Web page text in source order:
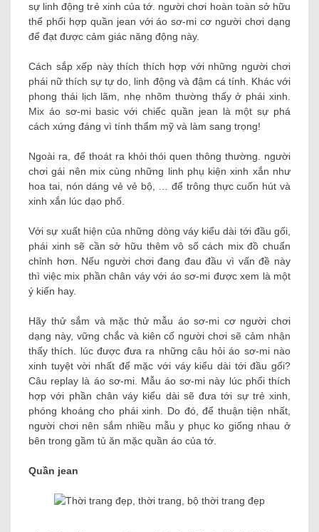
sự linh động trẻ xinh của tớ. người chơi hoàn toàn sở hữu
thể phối hợp quần jean với áo sơ-mi cơ người chơi dạng
để đạt được cảm giác năng động này.
Cách sắp xếp này thích thích hợp với những người chơi
phái nữ thích sự tự do, linh động và đậm cá tính. Khác với
phong thái lịch lãm, nhẹ nhõm thường thấy ở phái xinh.
Mix áo sơ-mi basic với chiếc quần jean là một sự phá
cách xứng đáng vì tính thẩm mỹ và làm sang trọng!
Ngoài ra, để thoát ra khỏi thói quen thông thường. người
chơi gái nên mix cùng những linh phụ kiện xinh xắn như
hoa tai, nón dáng vẻ vẻ bộ, … để trông thực cuốn hút và
xinh xắn lúc dạo phố.
Với sự xuất hiện của những dòng váy kiểu dài tới đầu gối,
phái xinh sẽ cần sở hữu thêm vô số cách mix đồ chuẩn
chỉnh hơn. Nếu người chơi đang đau đầu vì vấn đề này
thì việc mix phần chân váy với áo sơ-mi được xem là một
ý kiến ​​hay.
Hãy thử sắm và mặc thử mẫu áo sơ-mi cơ người chơi
dạng này, vững chắc và kiên cố người chơi sẽ cảm nhận
thấy thích. lúc được đưa ra những câu hỏi áo sơ-mi nào
xinh tuyệt vời nhất để mặc với váy kiểu dài tới đầu gối?
Câu replay là áo sơ-mi. Mẫu áo sơ-mi này lúc phối thích
hợp với phần chân váy kiểu dài sẽ đưa tới sự trẻ xinh,
phóng khoáng cho phái xinh. Do đó, để thuận tiện nhất,
người chơi nên sắm nhiều mẫu y phục ko giống nhau ở
bên trong gầm tủ ăn mặc quần áo của tớ.
Quần jean